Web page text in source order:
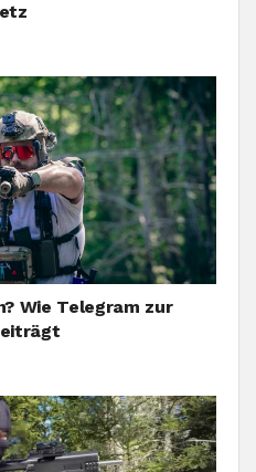
Wie Telegram zur